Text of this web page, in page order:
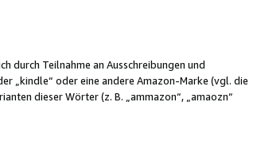
durch Teilnahme an Ausschreibungen und
„kindle“ oder eine andere Amazon-Marke (vgl. die
dieser Wörter (z. B. „ammazon“, „amaozn“